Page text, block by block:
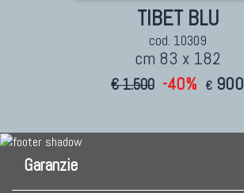
TIBET BLU
cod. 10309
cm 83 x 182
€ 1.500 -40% € 900
Garanzie